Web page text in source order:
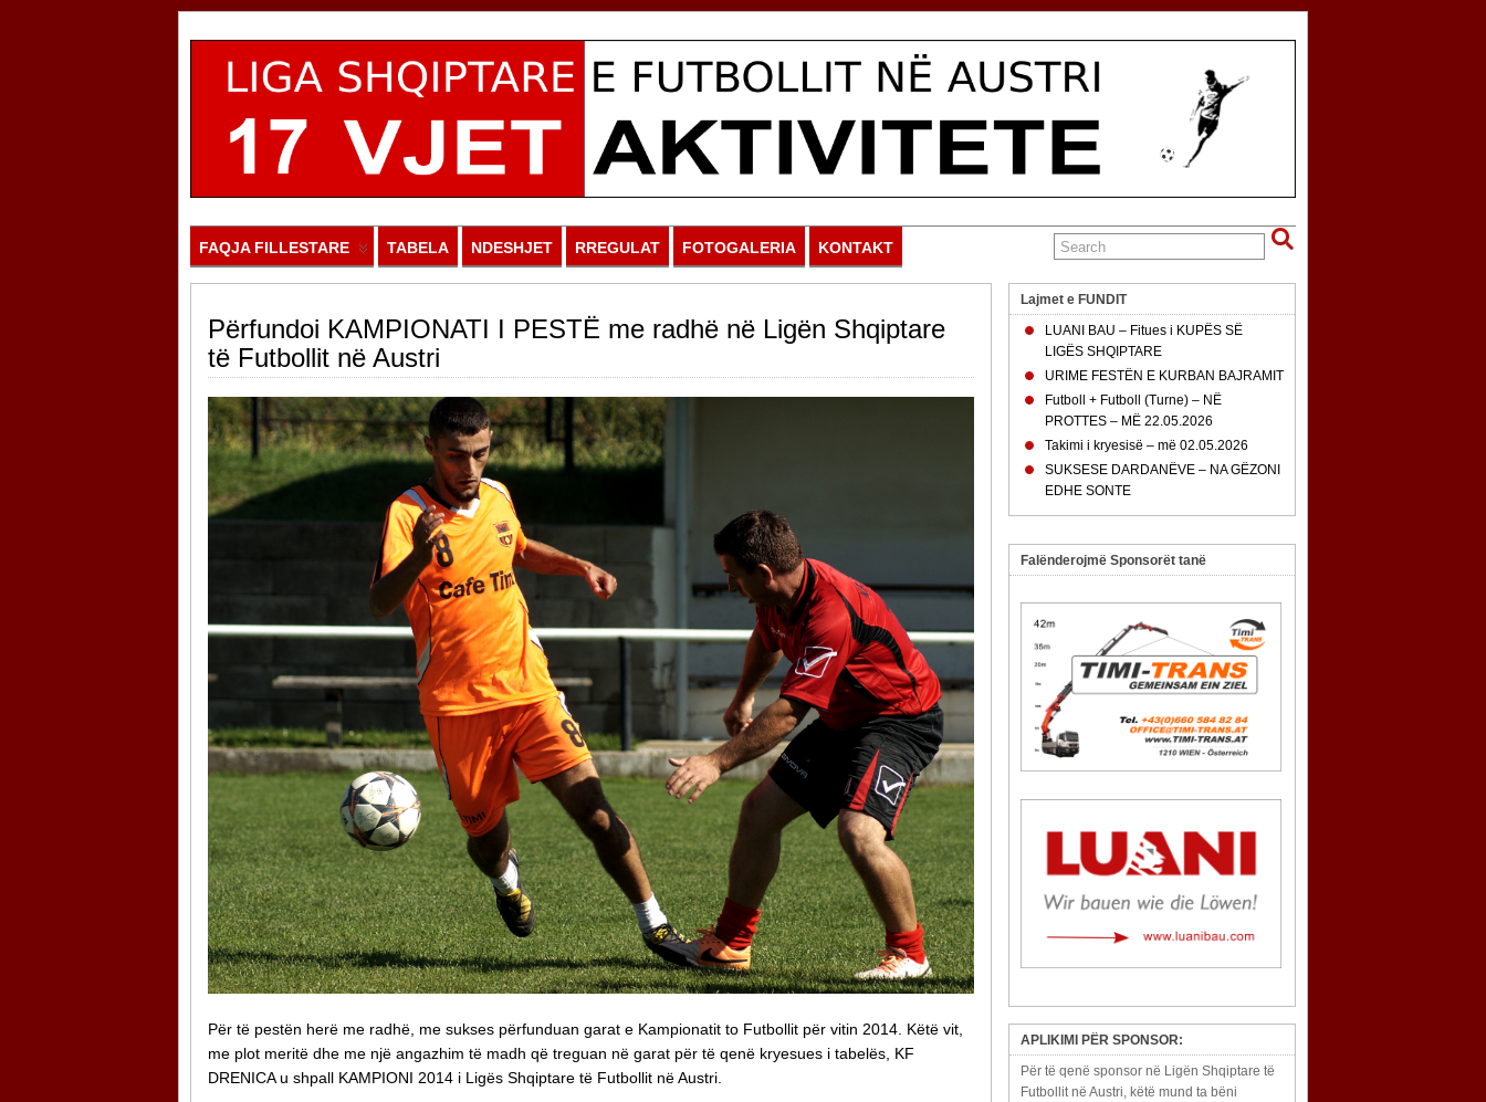
FAQJA FILLESTARE TABELA NDESHJET RREGULAT FOTOGALERIA KONTAKT
Përfundoi KAMPIONATI I PESTË me radhë në Ligën Shqiptare
të Futbollit në Austri
Për të pestën herë me radhë, me sukses përfunduan garat e Kampionatit to Futbollit për vitin 2014. Këtë vit,
me plot meritë dhe me një angazhim të madh që treguan në garat për të qenë kryesues i tabelës, KF
DRENICA u shpall KAMPIONI 2014 i Ligës Shqiptare të Futbollit në Austri.
Lajmet e FUNDIT
LUANI BAU – Fitues i KUPËS SË
LIGËS SHQIPTARE
URIME FESTËN E KURBAN BAJRAMIT
Futboll + Futboll (Turne) – NË
PROTTES – MË 22.05.2026
Takimi i kryesisë – më 02.05.2026
SUKSESE DARDANËVE – NA GËZONI
EDHE SONTE
Falënderojmë Sponsorët tanë
APLIKIMI PËR SPONSOR:
Për të qenë sponsor në Ligën Shqiptare të
Futbollit në Austri, këtë mund ta bëni